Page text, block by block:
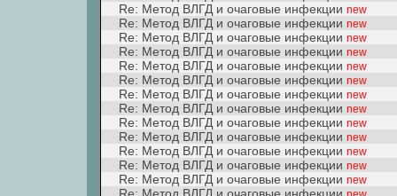
Re: Метод ВЛГД и очаговые инфекции new
Re: Метод ВЛГД и очаговые инфекции new
Re: Метод ВЛГД и очаговые инфекции new
Re: Метод ВЛГД и очаговые инфекции new
Re: Метод ВЛГД и очаговые инфекции new
Re: Метод ВЛГД и очаговые инфекции new
Re: Метод ВЛГД и очаговые инфекции new
Re: Метод ВЛГД и очаговые инфекции new
Re: Метод ВЛГД и очаговые инфекции new
Re: Метод ВЛГД и очаговые инфекции new
Re: Метод ВЛГД и очаговые инфекции new
Re: Метод ВЛГД и очаговые инфекции new
Re: Метод ВЛГД и очаговые инфекции new